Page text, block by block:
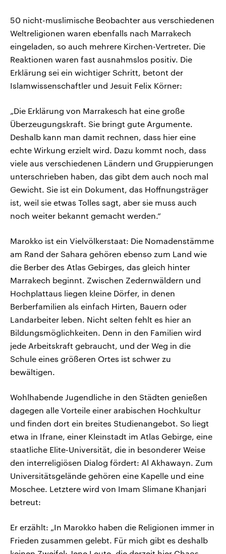
50 nicht-muslimische Beobachter aus verschiedenen
Weltreligionen waren ebenfalls nach Marrakech
eingeladen, so auch mehrere Kirchen-Vertreter. Die
Reaktionen waren fast ausnahmslos positiv. Die
Erklärung sei ein wichtiger Schritt, betont der
Islamwissenschaftler und Jesuit Felix Körner:
„Die Erklärung von Marrakesch hat eine große
Überzeugungskraft. Sie bringt gute Argumente.
Deshalb kann man damit rechnen, dass hier eine
echte Wirkung erzielt wird. Dazu kommt noch, dass
viele aus verschiedenen Ländern und Gruppierungen
unterschrieben haben, das gibt dem auch noch mal
Gewicht. Sie ist ein Dokument, das Hoffnungsträger
ist, weil sie etwas Tolles sagt, aber sie muss auch
noch weiter bekannt gemacht werden.“
Marokko ist ein Vielvölkerstaat: Die Nomadenstämme
am Rand der Sahara gehören ebenso zum Land wie
die Berber des Atlas Gebirges, das gleich hinter
Marrakech beginnt. Zwischen Zedernwäldern und
Hochplattaus liegen kleine Dörfer, in denen
Berberfamilien als einfach Hirten, Bauern oder
Landarbeiter leben. Nicht selten fehlt es hier an
Bildungsmöglichkeiten. Denn in den Familien wird
jede Arbeitskraft gebraucht, und der Weg in die
Schule eines größeren Ortes ist schwer zu
bewältigen.
Wohlhabende Jugendliche in den Städten genießen
dagegen alle Vorteile einer arabischen Hochkultur
und finden dort ein breites Studienangebot. So liegt
etwa in Ifrane, einer Kleinstadt im Atlas Gebirge, eine
staatliche Elite-Universität, die in besonderer Weise
den interreligiösen Dialog fördert: Al Akhawayn. Zum
Universitätsgelände gehören eine Kapelle und eine
Moschee. Letztere wird von Imam Slimane Khanjari
betreut:
Er erzählt: „In Marokko haben die Religionen immer in
Frieden zusammen gelebt. Für mich gibt es deshalb